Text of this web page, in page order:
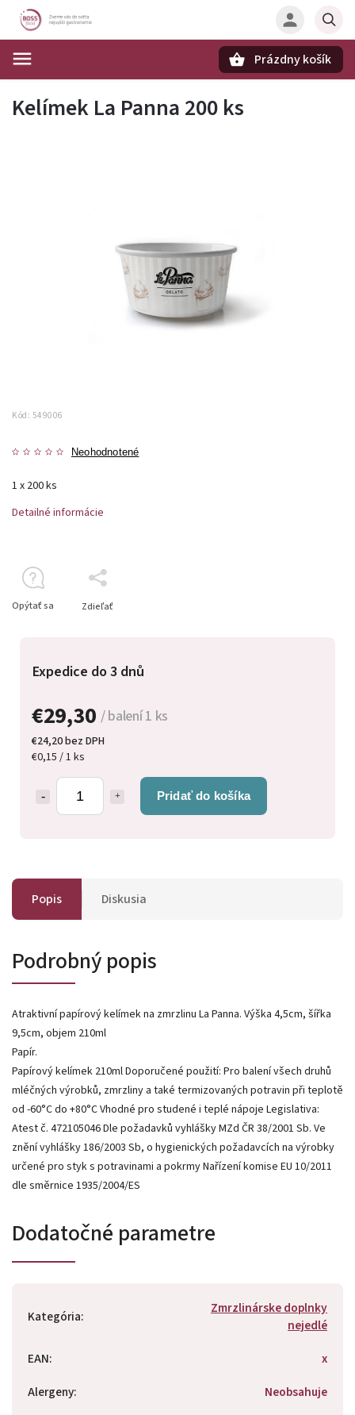
Prázdny košík
Kelímek La Panna 200 ks
Kód: 549006
Neohodnotené
€29,30 / balení 1 ks
€24,20 bez DPH
€0,15 / 1 ks
Pridať do košíka
Expedice do 3 dnů
1 x 200 ks
Detailné informácie
Opýtať sa Zdieľať
Popis Diskusia
Podrobný popis
Atraktivní papírový kelímek na zmrzlinu La Panna. Výška 4,5cm, šířka
9,5cm, objem 210ml
Papír.
Papírový kelímek 210ml Doporučené použití: Pro balení všech druhů
mléčných výrobků, zmrzliny a také termizovaných potravin při teplotě
od -60°C do +80°C Vhodné pro studené i teplé nápoje Legislativa:
Atest č. 472105046 Dle požadavků vyhlášky MZd ČR 38/2001 Sb. Ve
znění vyhlášky 186/2003 Sb, o hygienických požadavcích na výrobky
určené pro styk s potravinami a pokrmy Nařízení komise EU 10/2011
dle směrnice 1935/2004/ES
Dodatočné parametre
Kategória:
Zmrzlinárske doplnky
nejedlé
EAN:
x
Alergeny:
Neobsahuje